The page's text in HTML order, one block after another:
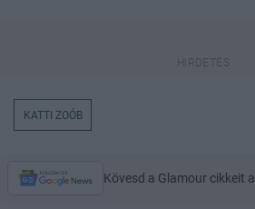
KATTI ZOÓB
Kövesd a Glamour cikkeit a